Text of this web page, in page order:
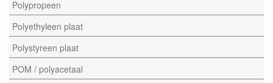
Polypropeen
Polyethyleen plaat
Polystyreen plaat
POM / polyacetaal